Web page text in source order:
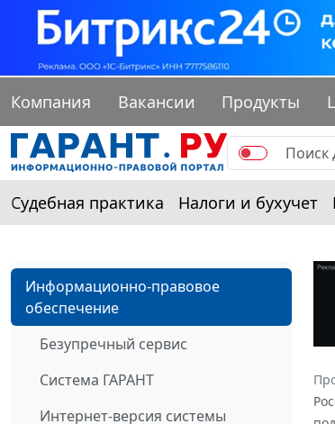
Компания Вакансии Продукты
Судебная практика Налоги и бухучет
Информационно-правовое
обеспечение
Безупречный сервис
Система ГАРАНТ
Интернет-версия системы